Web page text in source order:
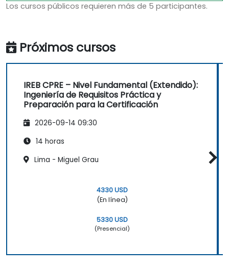
Los cursos públicos requieren más de 5 participantes.
Próximos cursos
IREB CPRE – Nivel Fundamental (Extendido):
Ingeniería de Requisitos Práctica y
Preparación para la Certificación
2026-09-14 09:30
14 horas
Lima - Miguel Grau
4330 USD
(En línea)
5330 USD
(Presencial)